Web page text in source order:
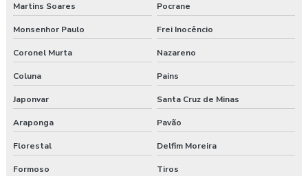
Martins Soares Pocrane
Monsenhor Paulo Frei Inocêncio
Coronel Murta Nazareno
Coluna Pains
Japonvar Santa Cruz de Minas
Araponga Pavão
Florestal Delfim Moreira
Formoso Tiros